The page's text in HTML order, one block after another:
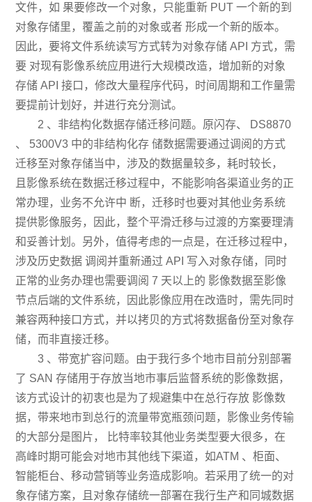
文件，如 果要修改一个对象，只能重新 PUT 一个新的到
对象存储里，覆盖之前的对象或者 形成一个新的版本。
因此，要将文件系统读写方式转为对象存储 API 方式，需
要 对现有影像系统应用进行大规模改造，增加新的对象
存储 API 接口，修改大量程序代码，时间周期和工作量需
要提前计划好，并进行充分测试。
2 、非结构化数据存储迁移问题。原闪存、 DS8870
、 5300V3 中的非结构化存 储数据需要通过调阅的方式
迁移至对象存储当中，涉及的数据量较多，耗时较长，
且影像系统在数据迁移过程中，不能影响各渠道业务的正
常办理，业务不允许中 断，迁移时也要对其他业务系统
提供影像服务，因此，整个平滑迁移与过渡的方案要理清
和妥善计划。另外，值得考虑的一点是，在迁移过程中，
涉及历史数据 调阅并重新通过 API 写入对象存储，同时
正常的业务办理也需要调阅 7 天以上的 影像数据至影像
节点后端的文件系统，因此影像应用在改造时，需先同时
兼容两种接口方式，并以拷贝的方式将数据备份至对象存
储，而非直接迁移。
3 、带宽扩容问题。由于我行多个地市目前分别部署
了 SAN 存储用于存放当地市事后监督系统的影像数据，
该方式设计的初衷也是为了规避集中在总行存放 影像数
据，带来地市到总行的流量带宽瓶颈问题，影像业务传输
的大部分是图片， 比特率较其他业务类型要大很多，在
高峰时期可能会对地市其他线下渠道，如ATM 、柜面、
智能柜台、移动营销等业务造成影响。若采用了统一的对
象存储方案，且对象存储统一部署在我行生产和同城数据